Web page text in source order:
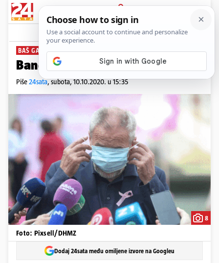
PRIJAVA
News Komentari
BAŠ GA NEĆE
Bandića opet namučila maska
Piše24sata,subota, 10.10.2020. u 15:35
8
Foto: Pixsell/DHMZ
Dodaj 24sata među omiljene izvore na Googleu